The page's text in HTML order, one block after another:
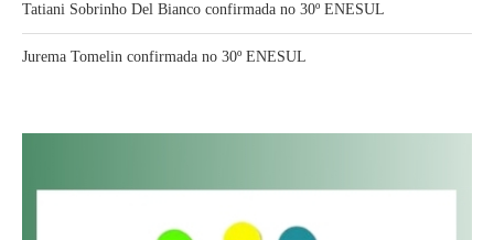
Tatiani Sobrinho Del Bianco confirmada no 30º ENESUL
Jurema Tomelin confirmada no 30º ENESUL